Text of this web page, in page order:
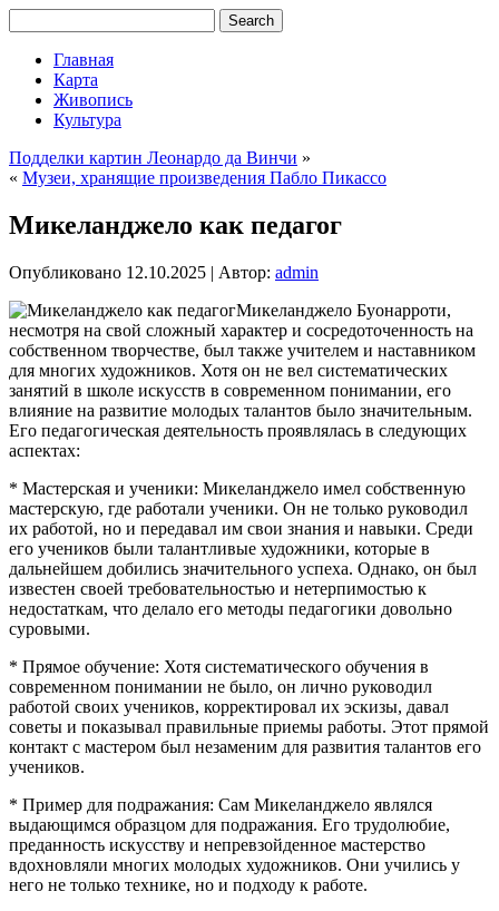
Главная
Карта
Живопись
Культура
Подделки картин Леонардо да Винчи »
« Музеи, хранящие произведения Пабло Пикассо
Микеланджело как педагог
Опубликовано 12.10.2025 | Автор: admin
Микеланджело Буонарроти,
несмотря на свой сложный характер и сосредоточенность на
собственном творчестве, был также учителем и наставником
для многих художников. Хотя он не вел систематических
занятий в школе искусств в современном понимании, его
влияние на развитие молодых талантов было значительным.
Его педагогическая деятельность проявлялась в следующих
аспектах:
* Мастерская и ученики: Микеланджело имел собственную
мастерскую, где работали ученики. Он не только руководил
их работой, но и передавал им свои знания и навыки. Среди
его учеников были талантливые художники, которые в
дальнейшем добились значительного успеха. Однако, он был
известен своей требовательностью и нетерпимостью к
недостаткам, что делало его методы педагогики довольно
суровыми.
* Прямое обучение: Хотя систематического обучения в
современном понимании не было, он лично руководил
работой своих учеников, корректировал их эскизы, давал
советы и показывал правильные приемы работы. Этот прямой
контакт с мастером был незаменим для развития талантов его
учеников.
* Пример для подражания: Сам Микеланджело являлся
выдающимся образцом для подражания. Его трудолюбие,
преданность искусству и непревзойденное мастерство
вдохновляли многих молодых художников. Они учились у
него не только технике, но и подходу к работе.